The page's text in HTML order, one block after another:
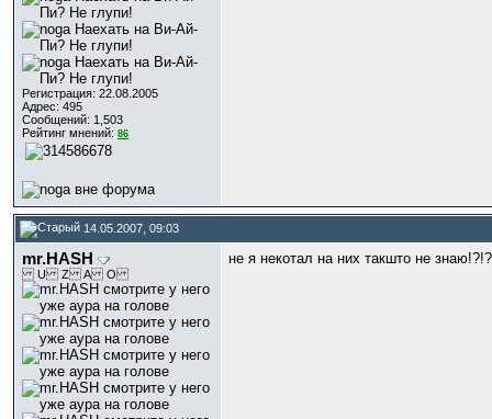
Регистрация: 22.08.2005
Адрес: 495
Сообщений: 1,503
Рейтинг мнений: 86
14.05.2007, 09:03
mr.HASH
U Z A O
не я некотал на них такшто не